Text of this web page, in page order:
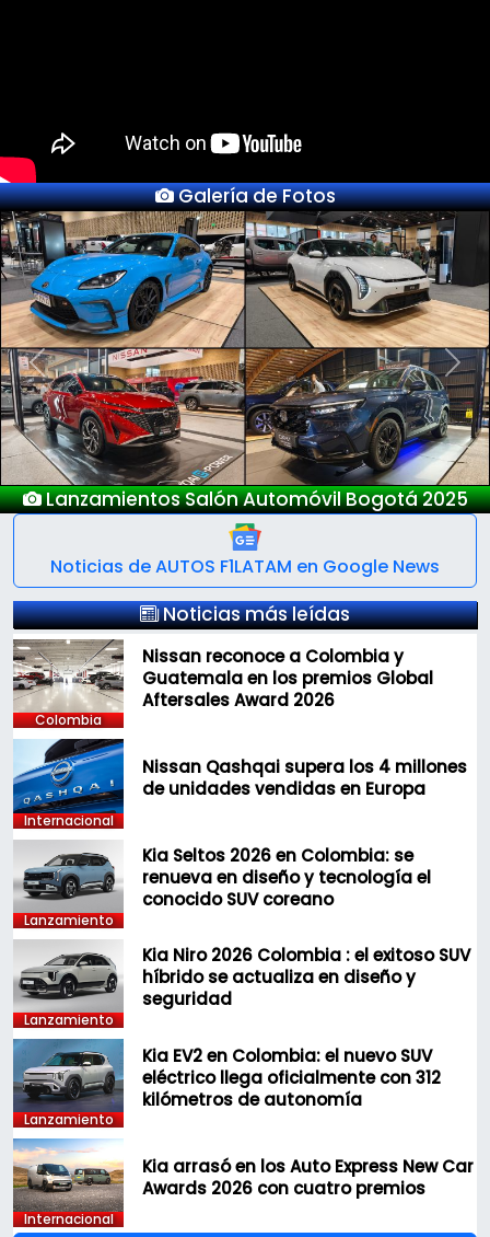
Galería de Fotos
Nuevo Deepal S05
Previous Next
Noticias de AUTOS F1LATAM en Google News
Noticias más leídas
Colombia
Nissan reconoce a Colombia y
Guatemala en los premios Global
Aftersales Award 2026
Internacional
Nissan Qashqai supera los 4 millones
de unidades vendidas en Europa
Lanzamiento
Kia Seltos 2026 en Colombia: se
renueva en diseño y tecnología el
conocido SUV coreano
Lanzamiento
Kia Niro 2026 Colombia : el exitoso SUV
híbrido se actualiza en diseño y
seguridad
Lanzamiento
Kia EV2 en Colombia: el nuevo SUV
eléctrico llega oficialmente con 312
kilómetros de autonomía
Internacional
Kia arrasó en los Auto Express New Car
Awards 2026 con cuatro premios